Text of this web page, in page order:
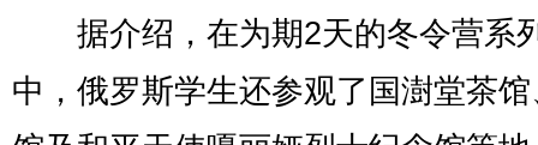
据介绍，在为期2天的冬令营系
中，俄罗斯学生还参观了国澍堂茶